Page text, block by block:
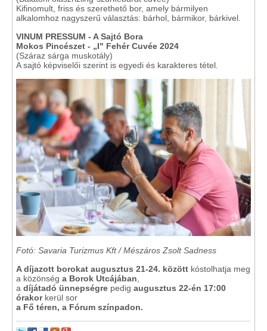
Kifinomult, friss és szerethető bor, amely bármilyen
alkalomhoz nagyszerű választás: bárhol, bármikor, bárkivel.
VINUM PRESSUM - A Sajtó Bora
Mokos Pincészet - „I" Fehér Cuvée 2024
(Száraz sárga muskotály)
A sajtó képviselői szerint is egyedi és karakteres tétel.
Fotó: Savaria Turizmus Kft / Mészáros Zsolt Sadness
A díjazott borokat augusztus 21-24. között kóstolhatja meg
a közönség a Borok Utcájában
a díjátadó ünnepségre pedig augusztus 22-én 17:00
órakorkerül sor
a Fő téren, a Fórum színpadon.